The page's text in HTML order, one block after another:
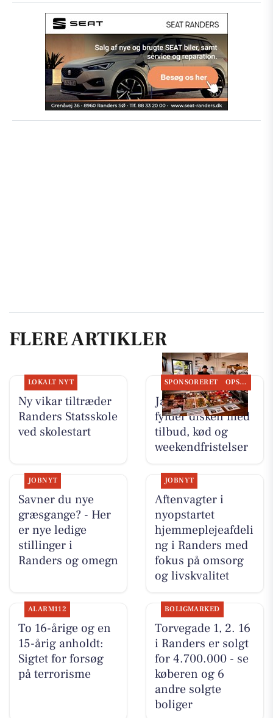
FLERE ARTIKLER
LOKALT NYT
Ny vikar tiltræder
Randers Statsskole
ved skolestart
SPONSORERET OPSLAGSTAVLEN
Jaataak Slagteren
fylder disken med
tilbud, kød og
weekendfristelser
JOBNYT
Savner du nye
græsgange? - Her
er nye ledige
stillinger i
Randers og omegn
JOBNYT
Aftenvagter i
nyopstartet
hjemmeplejeafdeli
ng i Randers med
fokus på omsorg
og livskvalitet
ALARM112
To 16-årige og en
15-årig anholdt:
Sigtet for forsøg
på terrorisme
BOLIGMARKED
Torvegade 1, 2. 16
i Randers er solgt
for 4.700.000 - se
køberen og 6
andre solgte
boliger